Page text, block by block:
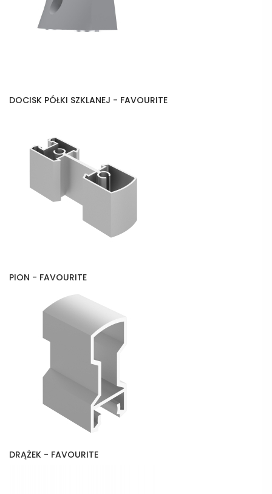
DOCISK PÓŁKI SZKLANEJ - FAVOURITE
PION - FAVOURITE
DRĄŻEK - FAVOURITE